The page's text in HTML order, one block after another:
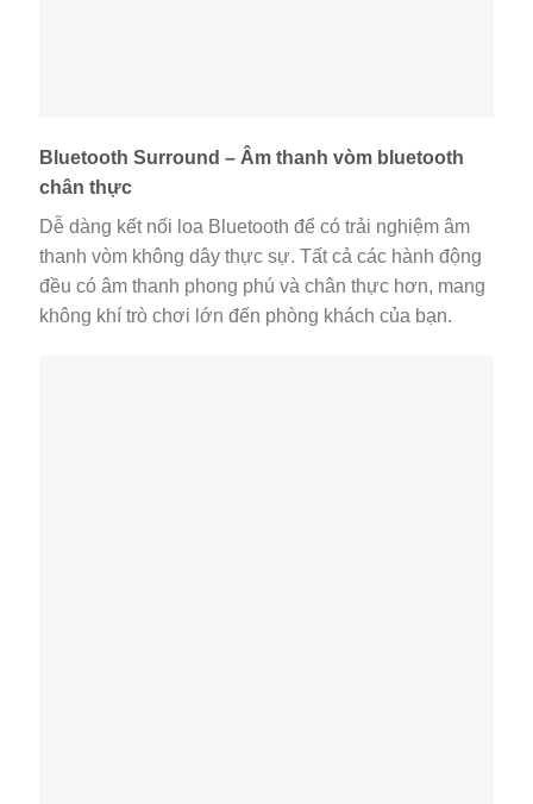
Bluetooth Surround – Âm thanh vòm bluetooth
chân thực
Dễ dàng kết nối loa Bluetooth để có trải nghiệm âm
thanh vòm không dây thực sự. Tất cả các hành động
đều có âm thanh phong phú và chân thực hơn, mang
không khí trò chơi lớn đến phòng khách của bạn.